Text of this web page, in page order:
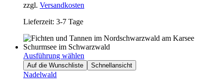
zzgl. Versandkosten
Lieferzeit: 3-7 Tage
Ausführung wählen
Auf die Wunschliste Schnellansicht
Nadelwald